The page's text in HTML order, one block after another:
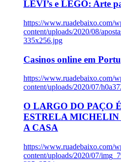
LEVI’s e LEGO: Arte
https://www.ruadebaixo.com/
content/uploads/2020/08/
335x256.jpg
Casinos online em
https://www.ruadebaixo.com/
content/uploads/2020/07/
O LARGO DO PAÇO
ESTRELA MICHELIN
A CASA
https://www.ruadebaixo.com/
content/uploads/2020/07/